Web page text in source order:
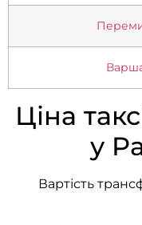
Ціна
у
Вартість